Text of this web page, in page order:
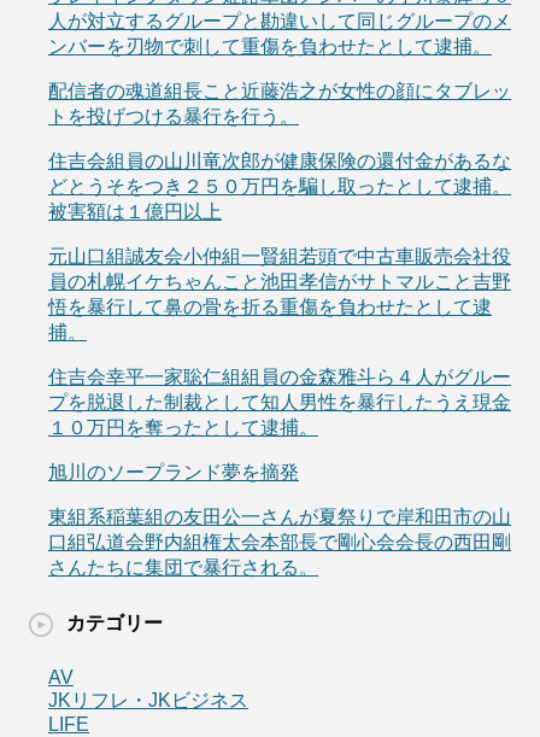
人が対立するグループと勘違いして同じグループのメ
ンバーを刃物で刺して重傷を負わせたとして逮捕。
配信者の魂道組長こと近藤浩之が女性の顔にタブレッ
トを投げつける暴行を行う。
住吉会組員の山川竜次郎が健康保険の還付金があるな
どとうそをつき２５０万円を騙し取ったとして逮捕。
被害額は１億円以上
元山口組誠友会小仲組一賢組若頭で中古車販売会社役
員の札幌イケちゃんこと池田孝信がサトマルこと吉野
悟を暴行して鼻の骨を折る重傷を負わせたとして逮
捕。
住吉会幸平一家聡仁組組員の金森雅斗ら４人がグルー
プを脱退した制裁として知人男性を暴行したうえ現金
１０万円を奪ったとして逮捕。
旭川のソープランド夢を摘発
東組系稲葉組の友田公一さんが夏祭りで岸和田市の山
口組弘道会野内組権太会本部長で剛心会会長の西田剛
さんたちに集団で暴行される。
カテゴリー
AV
JKリフレ・JKビジネス
LIFE